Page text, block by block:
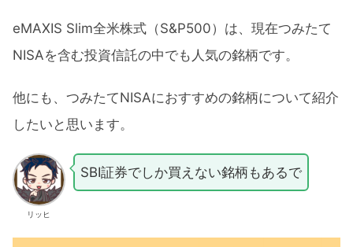
eMAXIS Slim全米株式（S&P500）は、現在つみたて
NISAを含む投資信託の中でも人気の銘柄です。
他にも、つみたてNISAにおすすめの銘柄について紹介
したいと思います。
リッヒ
SBI証券でしか買えない銘柄もあるで